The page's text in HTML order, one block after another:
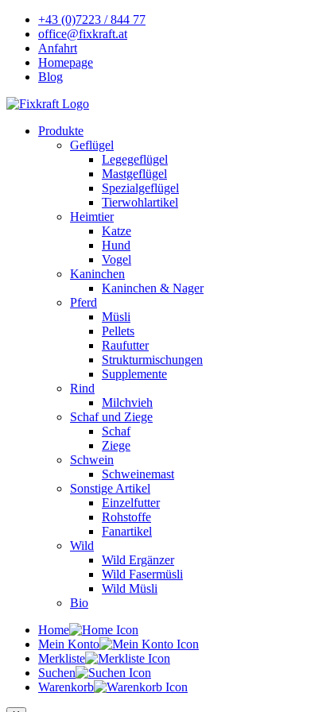
+43 (0)7223 / 844 77
office@fixkraft.at
Anfahrt
Homepage
Blog
Produkte
Geflügel
Legegeflügel
Mastgeflügel
Spezialgeflügel
Tierwohlartikel
Heimtier
Katze
Hund
Vogel
Kaninchen
Kaninchen & Nager
Pferd
Müsli
Pellets
Raufutter
Strukturmischungen
Supplemente
Rind
Milchvieh
Schaf und Ziege
Schaf
Ziege
Schwein
Schweinemast
Sonstige Artikel
Einzelfutter
Rohstoffe
Fanartikel
Wild
Wild Ergänzer
Wild Fasermüsli
Wild Müsli
Bio
Home
Mein Konto
Merkliste
Suchen
Warenkorb